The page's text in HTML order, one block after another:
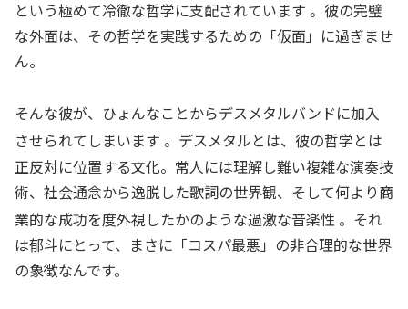
という極めて冷徹な哲学に支配されています 。彼の完璧
な外面は、その哲学を実践するための「仮面」に過ぎませ
ん。
そんな彼が、ひょんなことからデスメタルバンドに加入
させられてしまいます 。デスメタルとは、彼の哲学とは
正反対に位置する文化。常人には理解し難い複雑な演奏技
術、社会通念から逸脱した歌詞の世界観、そして何より商
業的な成功を度外視したかのような過激な音楽性 。それ
は郁斗にとって、まさに「コスパ最悪」の非合理的な世界
の象徴なんです。